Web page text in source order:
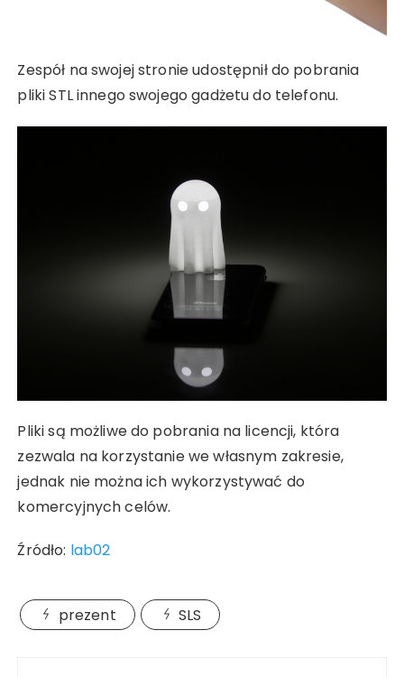
Zespół na swojej stronie udostępnił do pobrania
pliki STL innego swojego gadżetu do telefonu.
Pliki są możliwe do pobrania na licencji, która
zezwala na korzystanie we własnym zakresie,
jednak nie można ich wykorzystywać do
komercyjnych celów.
Źródło: lab02
prezent SLS